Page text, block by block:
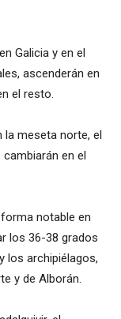
Galicia y en el
ascenderán en
el resto.
la meseta norte, el
en el
notable en
los 36-38 grados
los archipiélagos,
y de Alborán.